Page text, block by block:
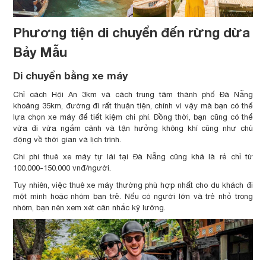
Phương tiện di chuyển đến rừng dừa
Bảy Mẫu
Di chuyển bằng xe máy
Chỉ cách Hội An 3km và cách trung tâm thành phố Đà Nẵng
khoảng 35km, đường đi rất thuận tiện, chính vì vậy mà bạn có thể
lựa chọn xe máy để tiết kiệm chi phí. Đồng thời, bạn cũng có thể
vừa đi vừa ngắm cảnh và tận hưởng không khí cũng như chủ
động về thời gian và lịch trình.
Chi phí thuê xe máy tự lái tại Đà Nẵng cũng khá là rẻ chỉ từ
100.000-150.000 vnđ/người.
Tuy nhiên, việc thuê xe máy thường phù hợp nhất cho du khách đi
một mình hoặc nhóm bạn trẻ. Nếu có người lớn và trẻ nhỏ trong
nhóm, bạn nên xem xét cân nhắc kỹ lưỡng.